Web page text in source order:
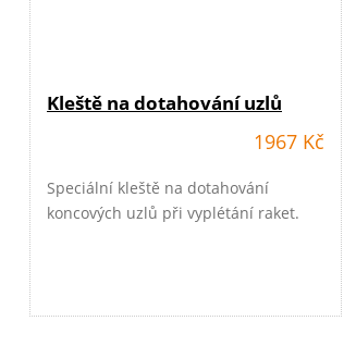
Kleště na dotahování uzlů
1967 Kč
Speciální kleště na dotahování
koncových uzlů při vyplétání raket.